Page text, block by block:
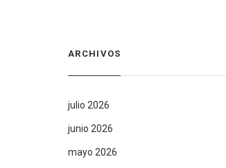
ARCHIVOS
julio 2026
junio 2026
mayo 2026